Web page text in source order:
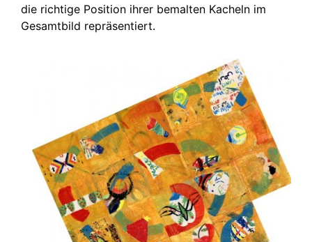
die richtige Position ihrer bemalten Kacheln im
Gesamtbild repräsentiert.